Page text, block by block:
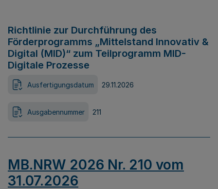
Richtlinie zur Durchführung des
Förderprogramms „Mittelstand Innovativ &
Digital (MID)“ zum Teilprogramm MID-
Digitale Prozesse
Ausfertigungsdatum 29.11.2026
Ausgabennummer 211
MB.NRW 2026 Nr. 210 vom
31.07.2026